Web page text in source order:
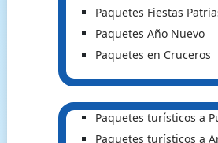
Paquetes Fiestas
Paquetes Año Nuevo
Paquetes en Cruceros
Paquetes turísticos a
Paquetes turísticos a